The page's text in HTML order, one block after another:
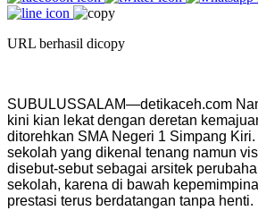
URL berhasil dicopy
SUBULUSSALAM—detikaceh.com
kini kian lekat dengan deretan
ditorehkan SMA Negeri 1 Simpang
sekolah yang dikenal tenang namun
disebut-sebut sebagai arsitek
sekolah, karena di bawah
prestasi terus berdatangan tanpa henti.